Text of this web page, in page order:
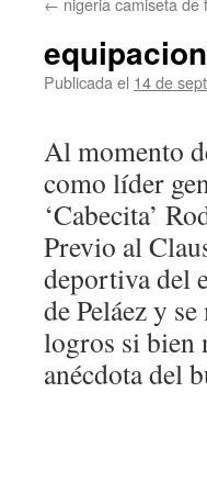
contenido
Publicada el 14 de
Al momento
como líder
‘Cabecita’
Previo al
deportiva del
de Peláez y
logros si bien
anécdota del